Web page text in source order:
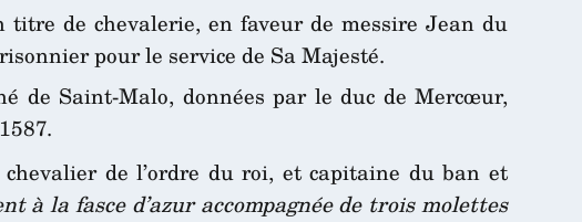
de chevalerie, en faveur de messire Jean du
pour le service de Sa Majesté.
de Saint-Malo, données par le duc de Mercœur,
de l’ordre du roi, et capitaine du ban et
à la fasce d’azur accompagnée de trois molettes